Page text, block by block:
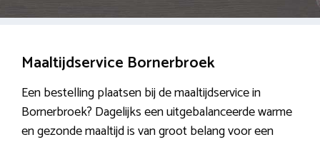
Maaltijdservice Bornerbroek
Een bestelling plaatsen bij de maaltijdservice in
Bornerbroek? Dagelijks een uitgebalanceerde warme
en gezonde maaltijd is van groot belang voor een